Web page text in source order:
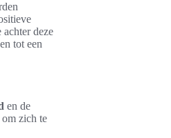
deze
tot een
en de
zich te